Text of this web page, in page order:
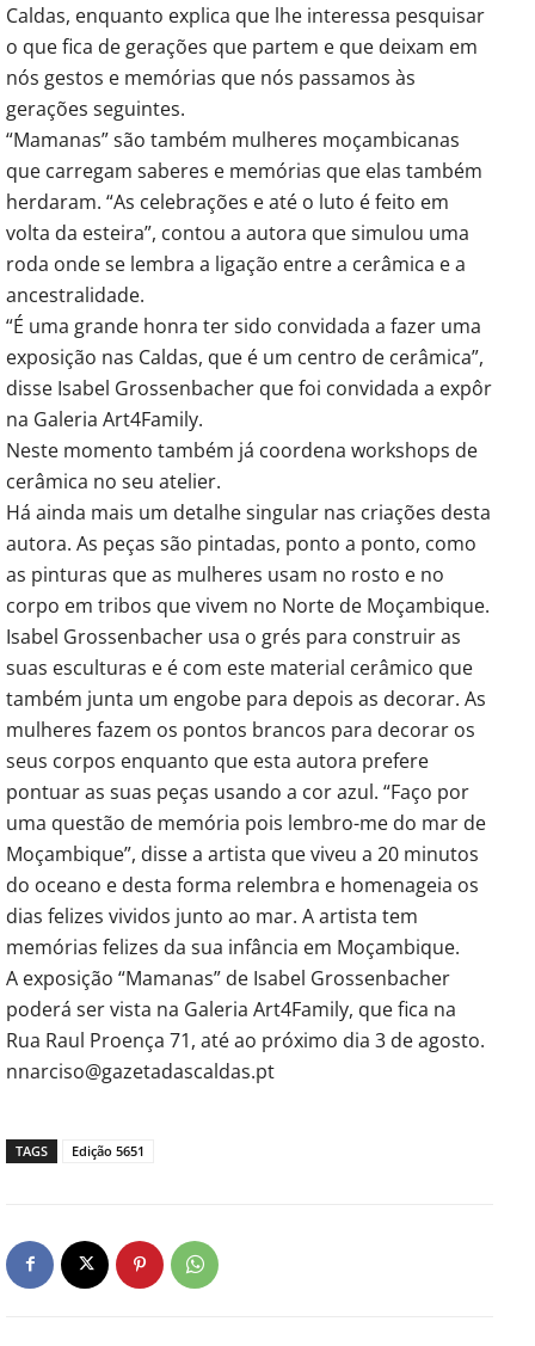
Caldas, enquanto explica que lhe interessa pesquisar
o que fica de gerações que partem e que deixam em
nós gestos e memórias que nós passamos às
gerações seguintes.
“Mamanas” são também mulheres moçambicanas
que carregam saberes e memórias que elas também
herdaram. “As celebrações e até o luto é feito em
volta da esteira”, contou a autora que simulou uma
roda onde se lembra a ligação entre a cerâmica e a
ancestralidade.
“É uma grande honra ter sido convidada a fazer uma
exposição nas Caldas, que é um centro de cerâmica”,
disse Isabel Grossenbacher que foi convidada a expôr
na Galeria Art4Family.
Neste momento também já coordena workshops de
cerâmica no seu atelier.
Há ainda mais um detalhe singular nas criações desta
autora. As peças são pintadas, ponto a ponto, como
as pinturas que as mulheres usam no rosto e no
corpo em tribos que vivem no Norte de Moçambique.
Isabel Grossenbacher usa o grés para construir as
suas esculturas e é com este material cerâmico que
também junta um engobe para depois as decorar. As
mulheres fazem os pontos brancos para decorar os
seus corpos enquanto que esta autora prefere
pontuar as suas peças usando a cor azul. “Faço por
uma questão de memória pois lembro-me do mar de
Moçambique”, disse a artista que viveu a 20 minutos
do oceano e desta forma relembra e homenageia os
dias felizes vividos junto ao mar. A artista tem
memórias felizes da sua infância em Moçambique.
A exposição “Mamanas” de Isabel Grossenbacher
poderá ser vista na Galeria Art4Family, que fica na
Rua Raul Proença 71, até ao próximo dia 3 de agosto.
nnarciso@gazetadascaldas.pt
TAGS Edição 5651